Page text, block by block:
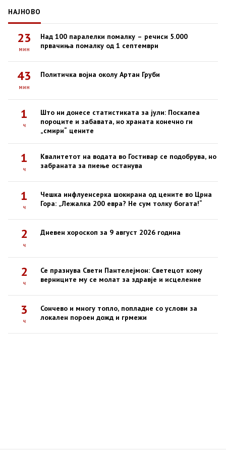
НАЈНОВО
23
мин
Над 100 паралелки помалку – речиси 5.000
првачиња помалку од 1 септември
43
мин
Политичка војна околу Артан Груби
1
ч
Што ни донесе статистиката за јули: Поскапеа
пороците и забавата, но храната конечно ги
„смири“ цените
1
ч
Квалитетот на водата во Гостивар се подобрува, но
забраната за пиење останува
1
ч
Чешка инфлуенсерка шокирана од цените во Црна
Гора: „Лежалка 200 евра? Не сум толку богата!“
2
ч
Дневен хороскоп за 9 август 2026 година
2
ч
Се празнува Свети Пантелејмон: Светецот кому
верниците му се молат за здравје и исцеление
3
ч
Сончево и многу топло, попладне со услови за
локален пороен дожд и грмежи